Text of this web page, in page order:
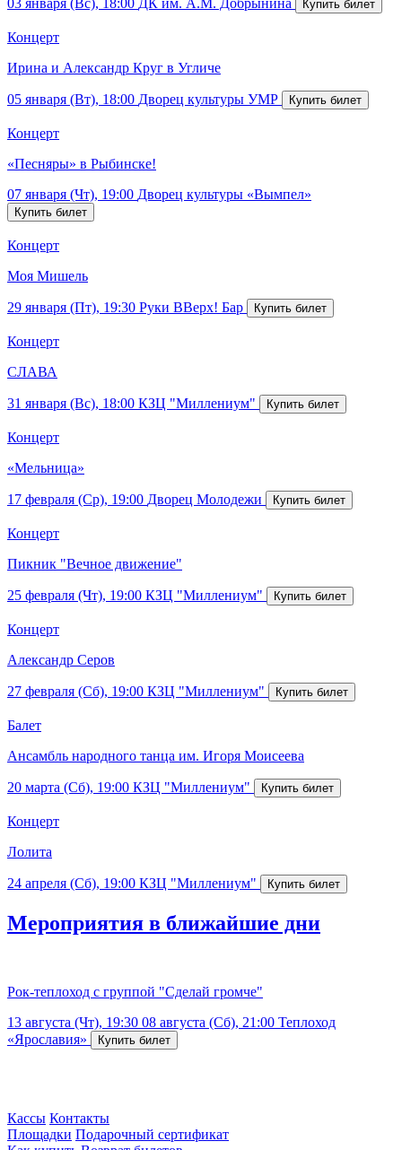
03 января (Вс), 18:00 ДК им. А.М. Добрынина
Концерт
Ирина и Александр Круг в Угличе
05 января (Вт), 18:00 Дворец культуры УМР
Концерт
«Песняры» в Рыбинске!
07 января (Чт), 19:00 Дворец культуры «Вымпел»
Концерт
Моя Мишель
29 января (Пт), 19:30 Руки ВВерх! Бар
Концерт
СЛАВА
31 января (Вс), 18:00 КЗЦ "Миллениум"
Концерт
«Мельница»
17 февраля (Ср), 19:00 Дворец Молодежи
Концерт
Пикник "Вечное движение"
25 февраля (Чт), 19:00 КЗЦ "Миллениум"
Концерт
Александр Серов
27 февраля (Сб), 19:00 КЗЦ "Миллениум"
Балет
Ансамбль народного танца им. Игоря Моисеева
20 марта (Сб), 19:00 КЗЦ "Миллениум"
Концерт
Лолита
24 апреля (Сб), 19:00 КЗЦ "Миллениум"
Мероприятия в ближайшие дни
Рок-теплоход с группой "Сделай громче"
13 августа (Чт), 19:30 08 августа (Сб), 21:00 Теплоход
«Ярославия»
Кассы Контакты
Площадки Подарочный сертификат